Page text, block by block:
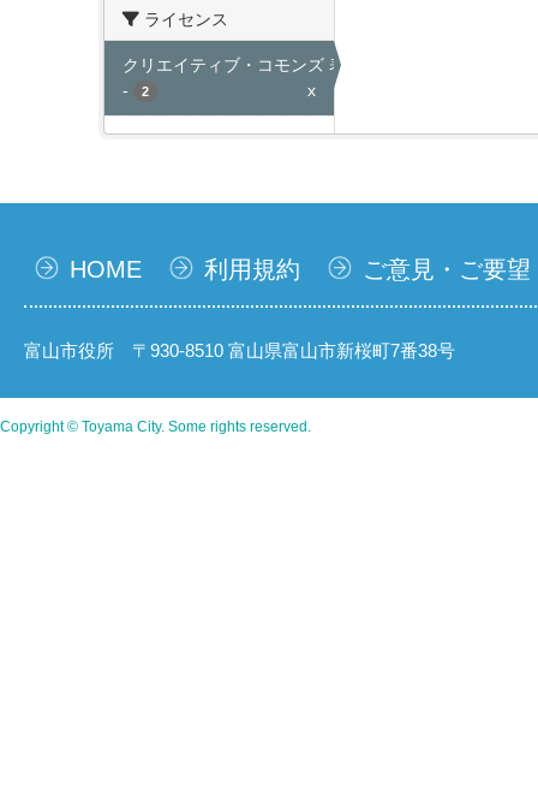
ライセンス
クリエイティブ・コモンズ 表示
-
2 x
HOME 利用規約 ご意見・ご要望
富山市役所 〒930-8510 富山県富山市新桜町7番38号
Copyright © Toyama City. Some rights reserved.